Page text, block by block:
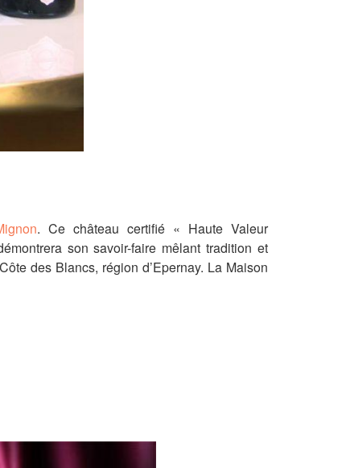
. Ce château certifié « Haute Valeur
son savoir-faire mêlant tradition et
des Blancs, région d’Epernay. La Maison